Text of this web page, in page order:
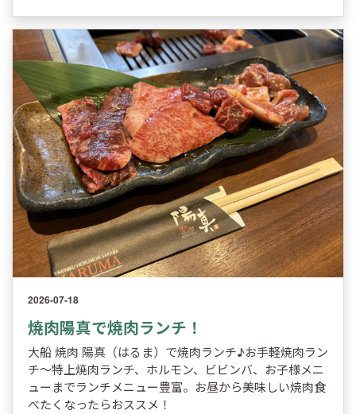
2026-07-18
焼肉陽真で焼肉ランチ！
大船 焼肉 陽真（はるま）で焼肉ランチ♪お手軽焼肉ラン
チ～特上焼肉ランチ、ホルモン、ビビンバ、お子様メニ
ューまでランチメニュー豊富。お昼から美味しい焼肉食
べたくなったらおススメ！